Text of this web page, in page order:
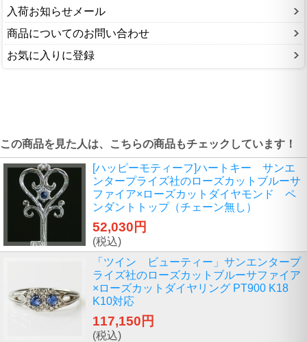
入荷お知らせメール
商品についてのお問い合わせ
お気に入りに登録
この商品を見た人は、こちらの商品もチェックしています！
[ハッピーモティーフ]ハートキー サンエ
ンタープライズ社のローズカットブルーサ
ファイア×ローズカットダイヤモンド ペ
ンダントトップ（チェーン無し）
52,030円
(税込)
「ツイン ビューティー」サンエンタープ
ライズ社のローズカットブルーサファイア
×ローズカットダイヤリング PT900 K18
K10対応
117,150円
(税込)